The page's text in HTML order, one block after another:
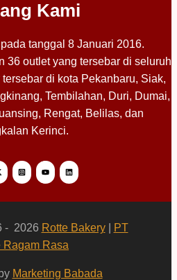
Kami
tanggal 8 Januari 2016.
36 outlet yang tersebar di seluruh
di kota Pekanbaru, Siak,
Tembilahan, Duri, Dumai,
Rengat, Belilas, dan
Kerinci.
- 2026 Rotte Bakery|
PT
Ragam Rasa
by Marketing Babada